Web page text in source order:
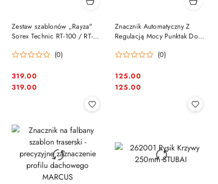
Zestaw szablonów „Rayza"
Sorex Technic RT-100 / RT-
narzędzia traserskie dla
(0)
Cena:
319.00
Cena:
319.00
Znacznik Automatyczny Z
Regulacją Mocy Punktak Do
(0)
Cena:
125.00
Cena:
125.00